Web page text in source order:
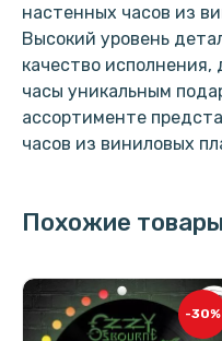
настенных часов из
Высокий уровень
качество
часы уникальным
ассортименте
часов из виниловых
Похожие товары
-30%